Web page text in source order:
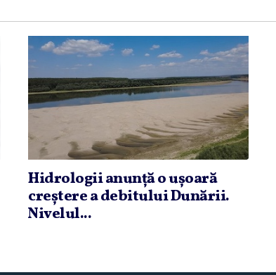
Hidrologii anunţă o uşoară
creştere a debitului Dunării.
Nivelul...